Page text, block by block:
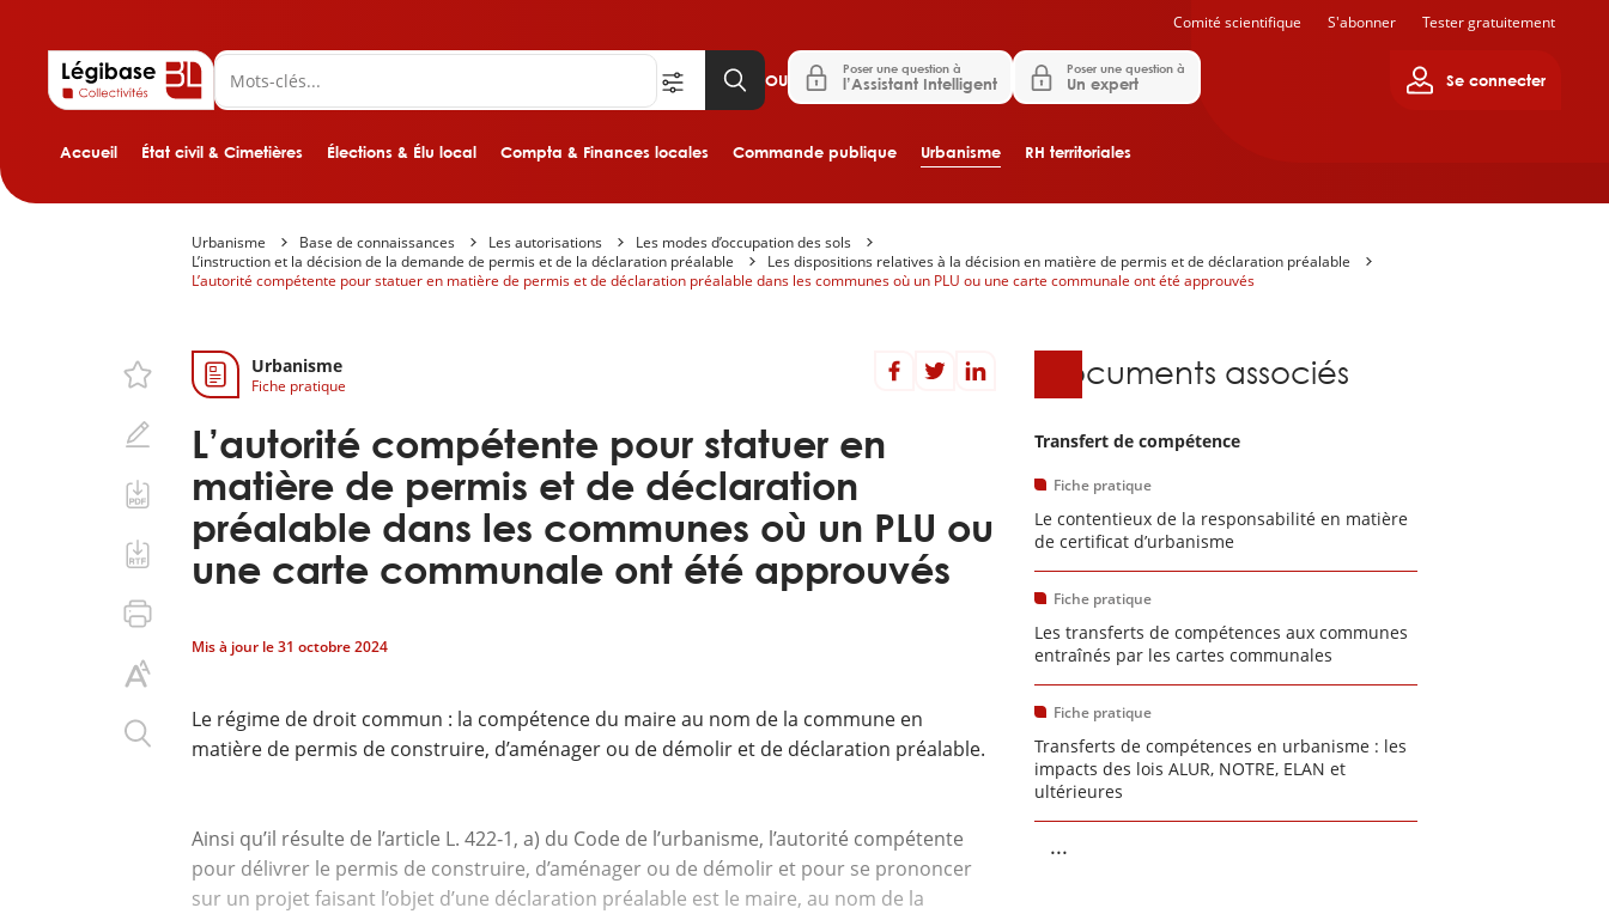
Aller au contenu principal
Accueil État civil & Cimetières Élections & Élu local Compta & Finances locales Commande publique Urbanisme RH territoriales
OU
Poser une question à
l’Assistant Intelligent
Poser une question à
Un expert Se connecter
Comité scientifique S'abonner Tester gratuitement
Urbanisme Base de connaissances Les autorisations
Les modes d’occupation des sols
L’instruction et la décision de la demande de permis et de la déclaration préalable
Les dispositions relatives à la décision en matière de permis et de déclaration préalable
L’autorité compétente pour statuer en matière de permis et de déclaration préalable dans les communes où un PLU ou une carte communale ont été approuvés
Urbanisme
Fiche pratique
L’autorité compétente pour statuer en
matière de permis et de déclaration
préalable dans les communes où un PLU ou
une carte communale ont été approuvés
Mis à jour le31 octobre 2024
Le régime de droit commun : la compétence du maire au nom de la commune en
matière de permis de construire, d’aménager ou de démolir et de déclaration préalable.
Ainsi qu’il résulte de l’article L. 422‑1, a) du Code de l’urbanisme, l’autorité compétente
pour délivrer le permis de construire, d’aménager ou de démolir et pour se prononcer
sur un projet faisant l’objet d’une déclaration préalable est le maire, au nom de la
Documents associés
Transfert de compétence
Fiche pratique
Le contentieux de la responsabilité en matière
de certificat d’urbanisme
Fiche pratique
Les transferts de compétences aux communes
entraînés par les cartes communales
Fiche pratique
Transferts de compétences en urbanisme : les
impacts des lois ALUR, NOTRE, ELAN et
ultérieures
...